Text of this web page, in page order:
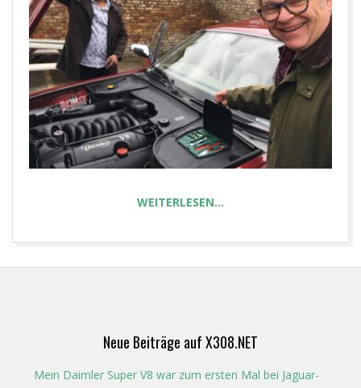
WEITERLESEN…
Neue Beiträge auf X308.NET
Mein Daimler Super V8 war zum ersten Mal bei Jaguar-